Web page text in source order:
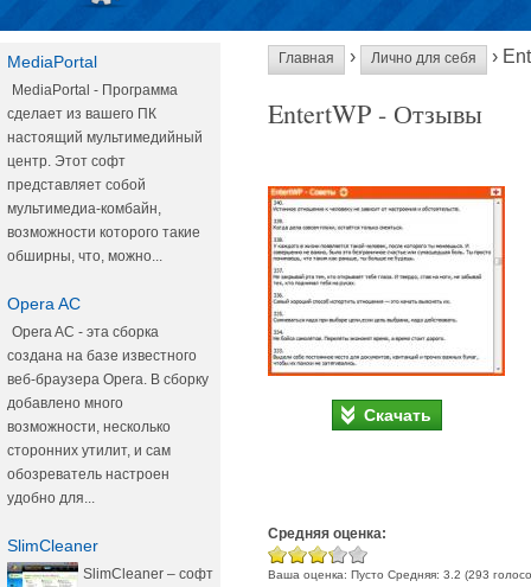
MediaPortal
MediaPortal - Программа
сделает из вашего ПК
настоящий мультимедийный
центр. Этот софт
представляет собой
мультимедиа-комбайн,
возможности которого такие
обширны, что, можно...
Opera AC
Opera AC - эта сборка
создана на базе известного
веб-браузера Opera. В сборку
добавлено много
возможности, несколько
сторонних утилит, и сам
обозреватель настроен
удобно для...
SlimCleaner
SlimCleaner – софт
Главная › Лично для себя ›
EntertWP - Отзывы
Скачать
Средняя оценка:
Ваша оценка: Пусто Средняя: 3.2 (293